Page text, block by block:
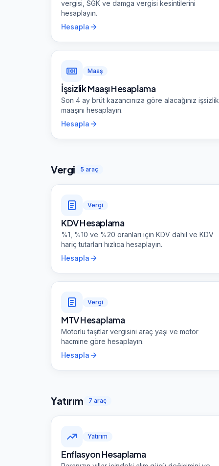
vergisi, SGK ve damga vergisi kesintilerini
hesaplayın.
Hesapla
Maaş
İşsizlik Maaşı Hesaplama
Son 4 ay brüt kazancınıza göre alacağınız işsizlik
maaşını hesaplayın.
Hesapla
Vergi 5 araç
Vergi
KDV Hesaplama
%1, %10 ve %20 oranları için KDV dahil ve KDV
hariç tutarları hızlıca hesaplayın.
Hesapla
Vergi
MTV Hesaplama
Motorlu taşıtlar vergisini araç yaşı ve motor
hacmine göre hesaplayın.
Hesapla
Yatırım 7 araç
Yatırım
Enflasyon Hesaplama